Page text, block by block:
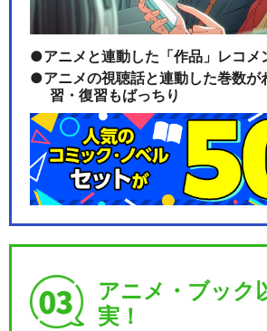
アニメと連動した「作品」レコメ
アニメの視聴話と連動した巻数が
習・復習もばっちり
アニメ・ブック
実！